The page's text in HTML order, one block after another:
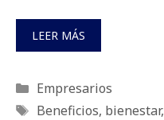
LEER MÁS
Categorías
Empresarios
Etiquetas
Beneficios, bienestar,